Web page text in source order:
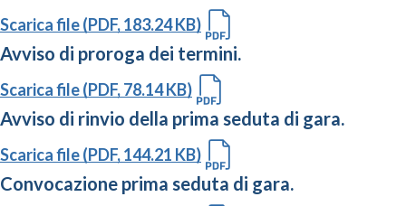
Scarica file (PDF, 183.24 KB)
Avviso di proroga dei termini.
Scarica file (PDF, 78.14 KB)
Avviso di rinvio della prima seduta di gara.
Scarica file (PDF, 144.21 KB)
Convocazione prima seduta di gara.